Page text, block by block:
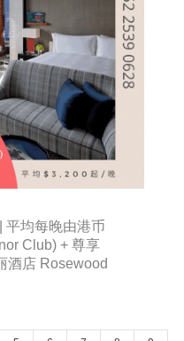
平均每晚由港币
Club) + 尊享
酒店 Rosewood